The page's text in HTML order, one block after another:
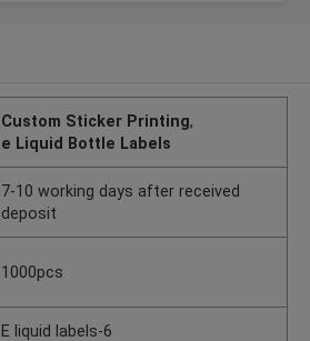
Custom Sticker Printing,
e Liquid Bottle Labels
7-10 working days after received
deposit
1000pcs
E liquid labels-6